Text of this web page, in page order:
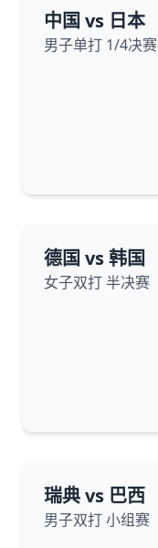
中国 vs 日本
男子单打 1/4决赛
德国 vs 韩国
女子双打 半决赛
瑞典 vs 巴西
男子双打 小组赛